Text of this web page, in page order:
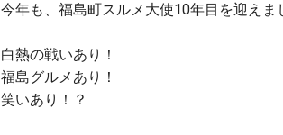
今年も、福島町スルメ大使10年目を迎えま
白熱の戦いあり！
福島グルメあり！
笑いあり！？